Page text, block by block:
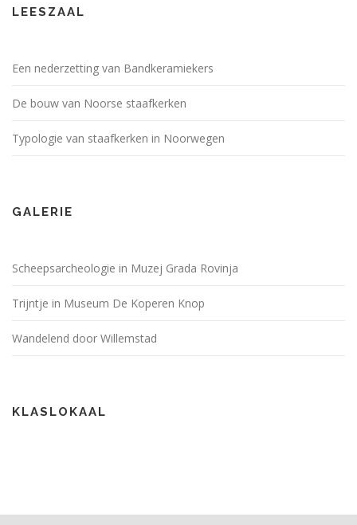
a
g
t
i
e
LEESZAAL
Een nederzetting van Bandkeramiekers
De bouw van Noorse staafkerken
Typologie van staafkerken in Noorwegen
GALERIE
Scheepsarcheologie in Muzej Grada Rovinja
Trijntje in Museum De Koperen Knop
Wandelend door Willemstad
KLASLOKAAL